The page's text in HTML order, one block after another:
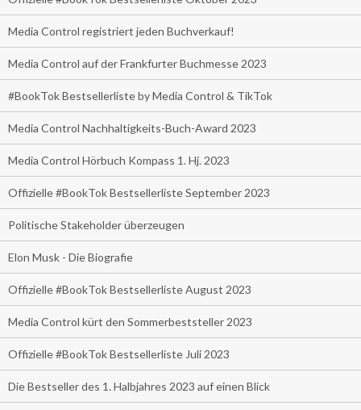
Media Control registriert jeden Buchverkauf!
Media Control auf der Frankfurter Buchmesse 2023
#BookTok Bestsellerliste by Media Control & TikTok
Media Control Nachhaltigkeits-Buch-Award 2023
Media Control Hörbuch Kompass 1. Hj. 2023
Offizielle #BookTok Bestsellerliste September 2023
Politische Stakeholder überzeugen
Elon Musk - Die Biografie
Offizielle #BookTok Bestsellerliste August 2023
Media Control kürt den Sommerbeststeller 2023
Offizielle #BookTok Bestsellerliste Juli 2023
Die Bestseller des 1. Halbjahres 2023 auf einen Blick